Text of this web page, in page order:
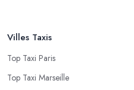
Villes Taxis
Top Taxi Paris
Top Taxi Marseille